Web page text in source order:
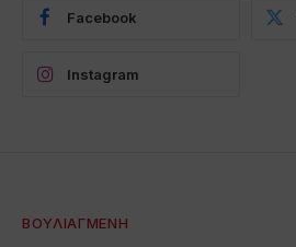
Facebook
Instagram
ΒΟΥΛΙΑΓΜΈΝΗ